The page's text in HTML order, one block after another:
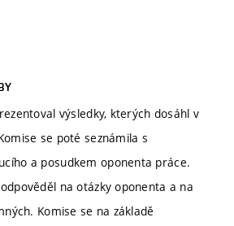
výsledky, kterých dosáhl v
se poté seznámila s
a posudkem oponenta práce.
na otázky oponenta a na
Komise se na základě